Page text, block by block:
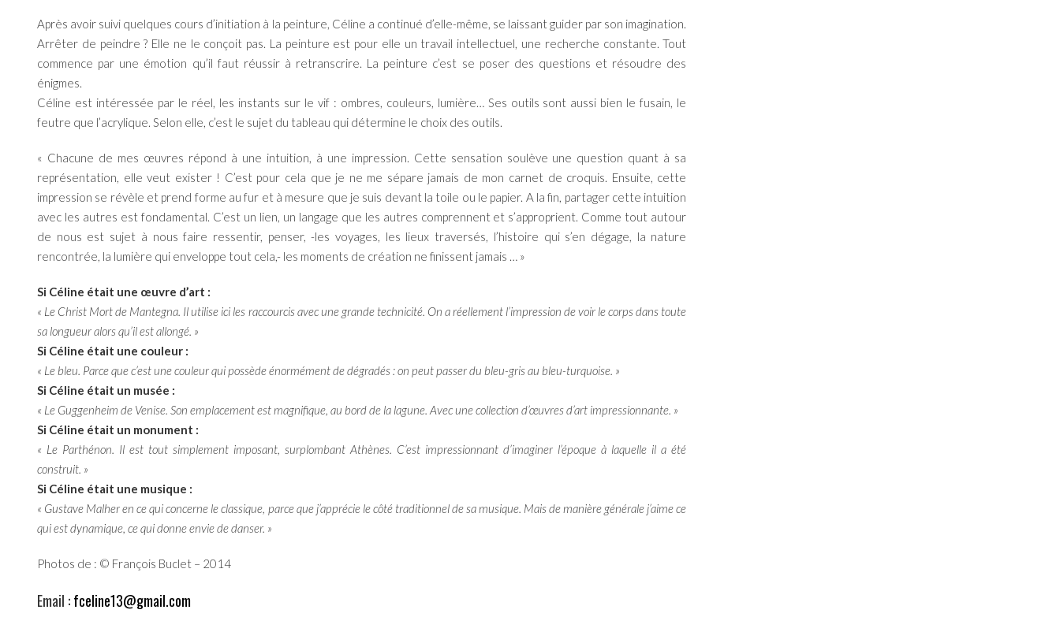
Après avoir suivi quelques cours d’initiation à la peinture, Céline a continué d’elle-même, se laissant guider par son imagination.
Arrêter de peindre ? Elle ne le conçoit pas. La peinture est pour elle un travail intellectuel, une recherche constante. Tout
commence par une émotion qu’il faut réussir à retranscrire. La peinture c’est se poser des questions et résoudre des
énigmes.
Céline est intéressée par le réel, les instants sur le vif : ombres, couleurs, lumière… Ses outils sont aussi bien le fusain, le
feutre que l’acrylique. Selon elle, c’est le sujet du tableau qui détermine le choix des outils.
« Chacune de mes œuvres répond à une intuition, à une impression. Cette sensation soulève une question quant à sa
représentation, elle veut exister ! C’est pour cela que je ne me sépare jamais de mon carnet de croquis. Ensuite, cette
impression se révèle et prend forme au fur et à mesure que je suis devant la toile ou le papier. A la fin, partager cette intuition
avec les autres est fondamental. C’est un lien, un langage que les autres comprennent et s’approprient. Comme tout autour
de nous est sujet à nous faire ressentir, penser, -les voyages, les lieux traversés, l’histoire qui s’en dégage, la nature
rencontrée, la lumière qui enveloppe tout cela,- les moments de création ne finissent jamais … »
Si Céline était une œuvre d’art :
« Le Christ Mort de Mantegna. Il utilise ici les raccourcis avec une grande technicité. On a réellement l’impression de voir le corps dans toute
sa longueur alors qu’il est allongé. »
Si Céline était une couleur :
« Le bleu. Parce que c’est une couleur qui possède énormément de dégradés : on peut passer du bleu-gris au bleu-turquoise. »
Si Céline était un musée :
« Le Guggenheim de Venise. Son emplacement est magnifique, au bord de la lagune. Avec une collection d’œuvres d’art impressionnante. »
Si Céline était un monument :
« Le Parthénon. Il est tout simplement imposant, surplombant Athènes. C’est impressionnant d’imaginer l’époque à laquelle il a été
construit. »
Si Céline était une musique :
« Gustave Malher en ce qui concerne le classique, parce que j’apprécie le côté traditionnel de sa musique. Mais de manière générale j’aime ce
qui est dynamique, ce qui donne envie de danser. »
Photos de : © François Buclet – 2014
Email :fceline13@gmail.com